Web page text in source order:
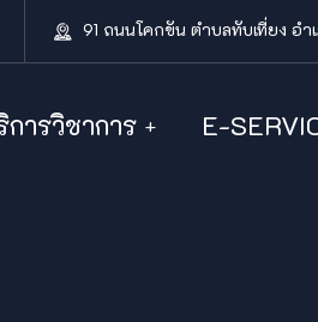
91 ถนนโคกขัน ตำบลทับเที่ยง อ
การวิชาการ E-